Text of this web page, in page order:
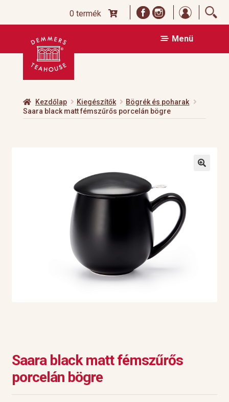
0 termék
Ugrás
navigációhoz
Kilépés
tartalomba
Menü
Kezdőlap Kiegészítők
Bögrék és poharak
Saara black matt fémszűrős porcelán bögre
Saara black matt fémszűrős
porcelán bögre